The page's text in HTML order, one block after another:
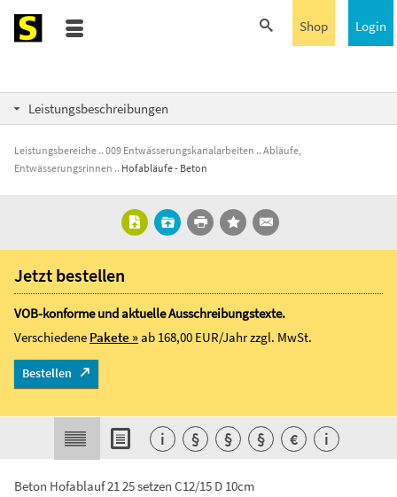
Login
Shop
Leistungsbeschreibungen
Leistungsbereiche 009 Entwässerungskanalarbeiten
Abläufe,
Entwässerungsrinnen
Hofabläufe - Beton
Beton Hofablauf 21 25 setzen C12/15 D 10cm
Jetzt bestellen
VOB-konforme und aktuelle Ausschreibungstexte.
Verschiedene Pakete »ab 168,00 EUR/Jahrzzgl. MwSt.
Bestellen
i § § § € i